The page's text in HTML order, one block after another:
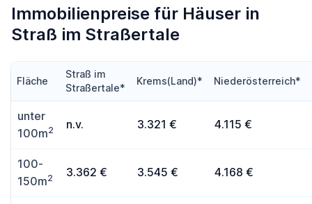
Immobilienpreise für Häuser in
Straß im Straßertale
Fläche
Straß im
Straßertale*
Krems(Land)* Niederösterreich*
unter
100m2 n.v. 3.321 € 4.115 €
100-
150m2 3.362 € 3.545 € 4.168 €